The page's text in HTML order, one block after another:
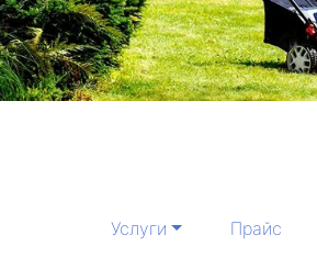
Услуги Прайс